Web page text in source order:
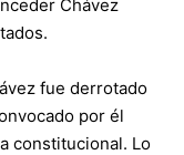
Chávez
fue derrotado
por él
constitucional. Lo